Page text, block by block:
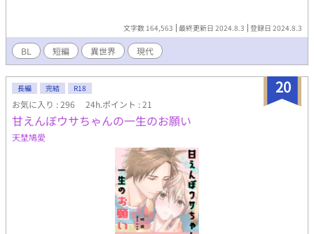
文字数 164,563 最終更新日 2024.8.3 登録日 2024.8.3
BL 短編 異世界 現代
20
長編 完結 R18
お気に入り : 296 24h.ポイント : 21
甘えんぼウサちゃんの一生のお願い
天埜鳩愛